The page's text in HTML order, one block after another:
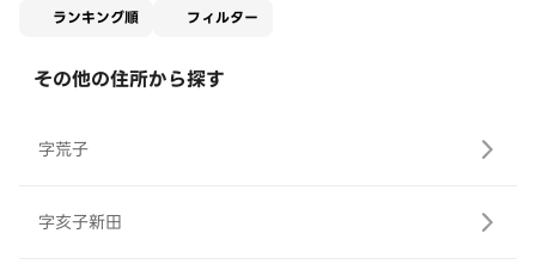
ランキング順 フィルター
その他の住所から探す
字荒子
字亥子新田